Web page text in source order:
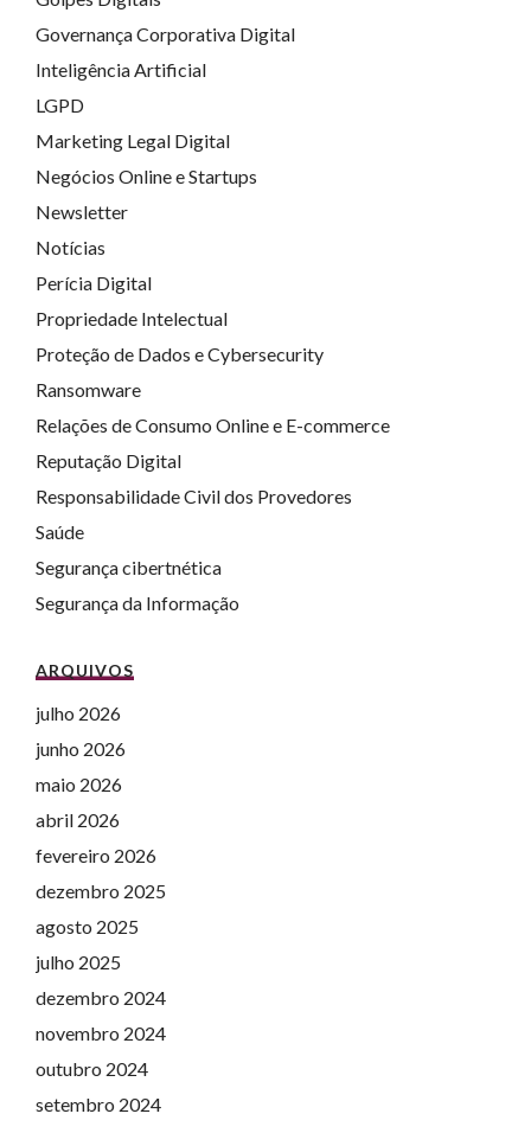
Governança Corporativa Digital
Inteligência Artificial
LGPD
Marketing Legal Digital
Negócios Online e Startups
Newsletter
Notícias
Perícia Digital
Propriedade Intelectual
Proteção de Dados e Cybersecurity
Ransomware
Relações de Consumo Online e E-commerce
Reputação Digital
Responsabilidade Civil dos Provedores
Saúde
Segurança cibertnética
Segurança da Informação
ARQUIVOS
julho 2026
junho 2026
maio 2026
abril 2026
fevereiro 2026
dezembro 2025
agosto 2025
julho 2025
dezembro 2024
novembro 2024
outubro 2024
setembro 2024